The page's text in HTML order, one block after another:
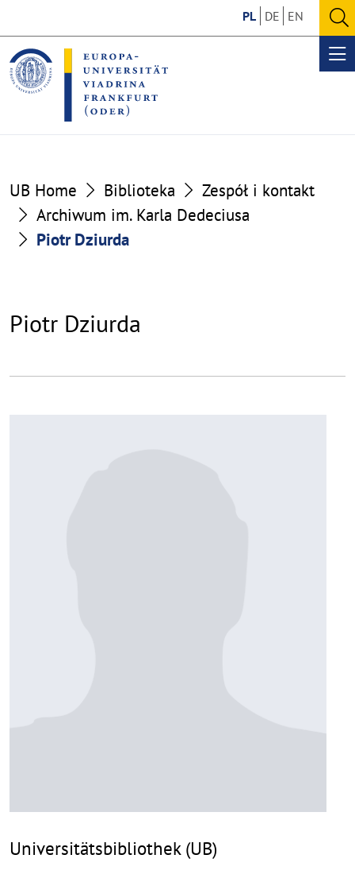
the
content
section
the
footer
section
PL DE EN
UB Home Biblioteka
Zespół i kontakt
Archiwum im. Karla Dedeciusa
Piotr Dziurda
Piotr Dziurda
Universitätsbibliothek (UB)